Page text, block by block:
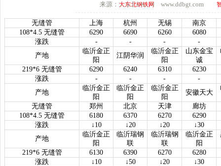
来源： 大东北钢铁网 www.ddbgt.com
无缝管 上海 杭州 无锡
南京
108*4.5 无缝管
6290 6690 6260
6080
涨跌
- - -
-
产地
临沂金正
阳
江阴华润
临沂金正
阳
山东金宝
诚
219*6 无缝管 6290 6240 6310
6230
涨跌
- - -
-
产地
临沂金正
阳
临沂金正
阳
临沂金正
阳
安徽天大
无缝管 郑州 北京 天津
廊坊
108*4.5 无缝管
6180 6370 6270
6290
涨跌
↓10 ↓20 ↓20
↓30
产地
临沂金正
阳
临沂瑞钢
联
临沂瑞钢
联
临沂金正
阳
219*6 无缝管 6130 6390 6270
6280
涨跌
↓10 ↓50 ↓20
↓30